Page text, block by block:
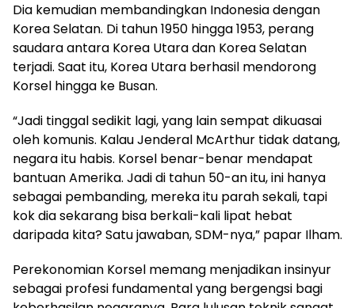
Dia kemudian membandingkan Indonesia dengan
Korea Selatan. Di tahun 1950 hingga 1953, perang
saudara antara Korea Utara dan Korea Selatan
terjadi. Saat itu, Korea Utara berhasil mendorong
Korsel hingga ke Busan.
“Jadi tinggal sedikit lagi, yang lain sempat dikuasai
oleh komunis. Kalau Jenderal McArthur tidak datang,
negara itu habis. Korsel benar-benar mendapat
bantuan Amerika. Jadi di tahun 50-an itu, ini hanya
sebagai pembanding, mereka itu parah sekali, tapi
kok dia sekarang bisa berkali-kali lipat hebat
daripada kita? Satu jawaban, SDM-nya,” papar Ilham.
Perekonomian Korsel memang menjadikan insinyur
sebagai profesi fundamental yang bergengsi bagi